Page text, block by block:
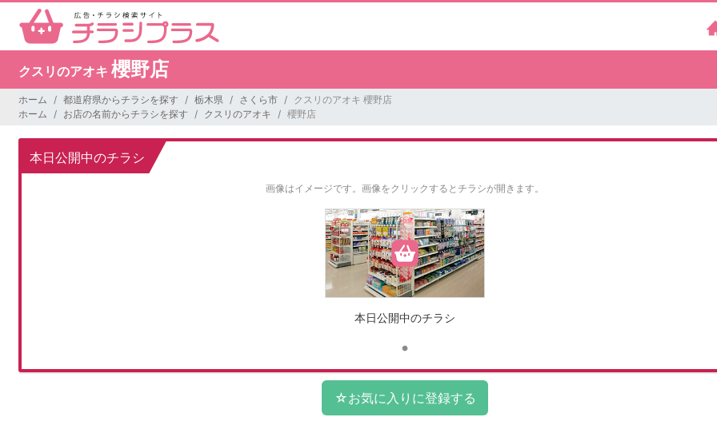
クスリのアオキ 櫻野店
ホーム 都道府県からチラシを探す 栃木県 さくら市
クスリのアオキ 櫻野店
ホーム
お店の名前からチラシを探す クスリのアオキ 櫻野店
本日公開中のチラシ
画像はイメージです。 画像をクリックするとチラシが開きます。
本日公開中のチラシ